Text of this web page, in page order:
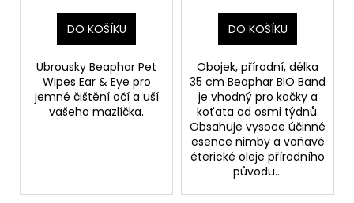
DO KOŠÍKU
Ubrousky Beaphar Pet
Wipes Ear & Eye pro
jemné čištění očí a uší
vašeho mazlíčka.
DO KOŠÍKU
Obojek, přírodní, délka
35 cm Beaphar BIO Band
je vhodný pro kočky a
koťata od osmi týdnů.
Obsahuje vysoce účinné
esence nimby a voňavé
éterické oleje přírodního
původu...